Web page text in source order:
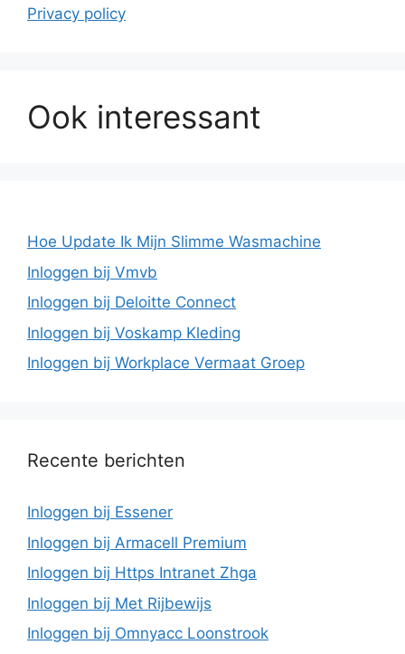
Privacy policy
Ook interessant
Hoe Update Ik Mijn Slimme Wasmachine
Inloggen bij Vmvb
Inloggen bij Deloitte Connect
Inloggen bij Voskamp Kleding
Inloggen bij Workplace Vermaat Groep
Recente berichten
Inloggen bij Essener
Inloggen bij Armacell Premium
Inloggen bij Https Intranet Zhga
Inloggen bij Met Rijbewijs
Inloggen bij Omnyacc Loonstrook